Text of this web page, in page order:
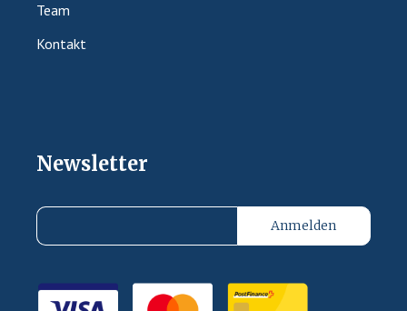
Team
Kontakt
Newsletter
Anmelden